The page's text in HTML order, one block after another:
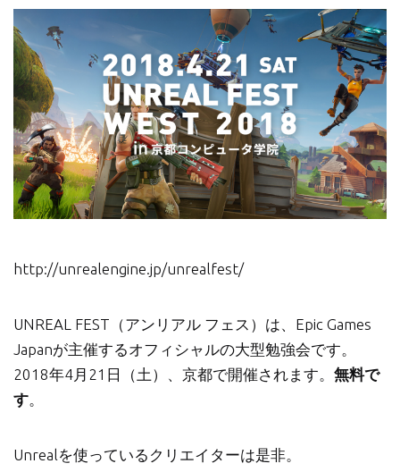
http://unrealengine.jp/unrealfest/
UNREAL FEST（アンリアル フェス）は、Epic Games
Japanが主催するオフィシャルの大型勉強会です。
2018年4月21日（土）、京都で開催されます。 無料で
す。
Unrealを使っているクリエイターは是非。